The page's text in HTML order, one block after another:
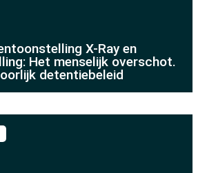
X-Ray en
Het menselijk overschot.
detentiebeleid